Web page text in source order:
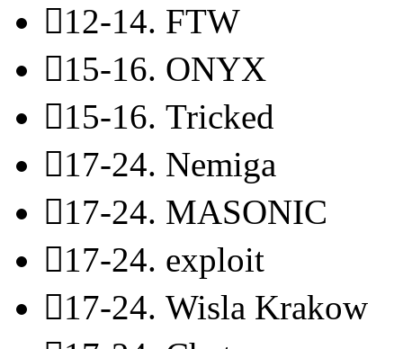
12-14. FTW
15-16. ONYX
15-16. Tricked
17-24. Nemiga
17-24. MASONIC
17-24. exploit
17-24. Wisla Krakow